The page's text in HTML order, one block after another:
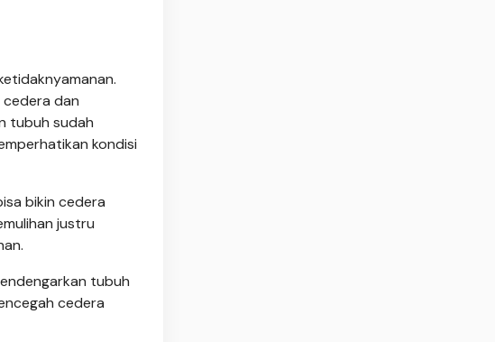
dan
tubuh sudah
kondisi
bikin cedera
justru
tubuh
cedera